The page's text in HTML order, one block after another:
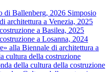
di Ballenberg, 2026 Simposio
architettura a Venezia, 2025
a Basilea, 2025
a Losanna, 2024
alla Biennale di architettura a
cultura della costruzione
della cultura della costruzione